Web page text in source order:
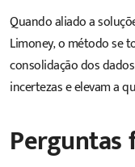
Quando aliado a
Limoney, o método se
consolidação dos
incertezas e elevam a